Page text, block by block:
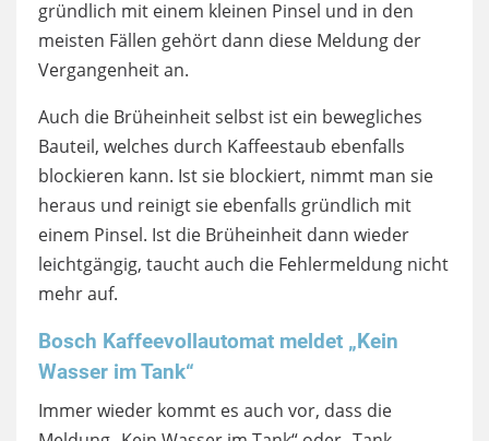
gründlich mit einem kleinen Pinsel und in den
meisten Fällen gehört dann diese Meldung der
Vergangenheit an.
Auch die Brüheinheit selbst ist ein bewegliches
Bauteil, welches durch Kaffeestaub ebenfalls
blockieren kann. Ist sie blockiert, nimmt man sie
heraus und reinigt sie ebenfalls gründlich mit
einem Pinsel. Ist die Brüheinheit dann wieder
leichtgängig, taucht auch die Fehlermeldung nicht
mehr auf.
Bosch Kaffeevollautomat meldet „Kein
Wasser im Tank“
Immer wieder kommt es auch vor, dass die